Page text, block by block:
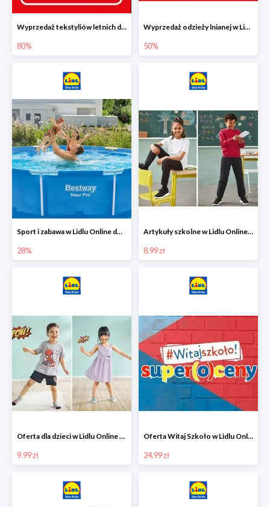
Wyprzedaż tekstyliów letnich dla dzieci w Lidlu Online do -80%
80%
Wyprzedaż odzieży lnianej w Lidlu Online do -50%
50%
Sport i zabawa w Lidlu Online do -28%
28%
Artykuły szkolne w Lidlu Online od 8,99 zł
8.99 zł
Oferta dla dzieci w Lidlu Online od 9,99 zł
9.99 zł
Oferta Witaj Szkoło w Lidlu Online od 24,99 zł
24.99 zł